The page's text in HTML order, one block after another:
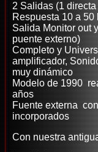
2 Salidas (1
Respuesta 10 a
Salida Monitor out
puente externo)
Completo y
amplificador,
muy dinámico
Modelo de 1990
años
Fuente externa
incorporados
Con nuestra